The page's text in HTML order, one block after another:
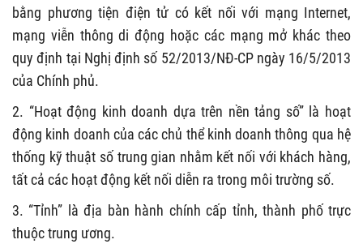
bằng phương tiện điện tử có kết nối với mạng Internet,
mạng viễn thông di động hoặc các mạng mở khác theo
quy định tại Nghị định số 52/2013/NĐ-CP ngày 16/5/2013
của Chính phủ.
2. “Hoạt động kinh doanh dựa trên nền tảng số” là hoạt
động kinh doanh của các chủ thể kinh doanh thông qua hệ
thống kỹ thuật số trung gian nhằm kết nối với khách hàng,
tất cả các hoạt động kết nối diễn ra trong môi trường số.
3. “Tỉnh” là địa bàn hành chính cấp tỉnh, thành phố trực
thuộc trung ương.